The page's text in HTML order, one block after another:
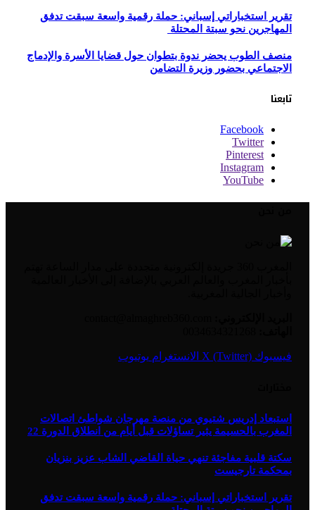
تقرير استخباراتي إسباني: حملة رقمية واسعة سبقت تدفق
المهاجرين نحو سبتة المحتلة
منصف الطوب يحضر ندوة بتطوان حول قضايا الأسرة والإدماج
الاجتماعي بحضور وزيرة التضامن
تابعنا
Facebook
Twitter
Pinterest
Instagram
YouTube
فيسبوك X (Twitter) الانستغرام يوتيوب
استبعاد إدريس شتيوي من منصة مهرجان شواطئ اتصالات
المغرب بالحسيمة يثير تساؤلات قبل أيام من انطلاق الدورة 22
سكتة قلبية مفاجئة تنهي حياة القاضي الشاب عزيز بنزيان
بمحكمة تارجيست
تقرير استخباراتي إسباني: حملة رقمية واسعة سبقت تدفق